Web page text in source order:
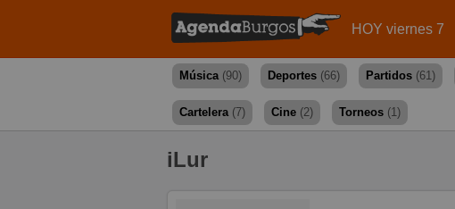
HOY viernes 7
Música (90) Deportes (66) Partidos (61)
Cartelera (7) Cine (2) Torneos (1)
iLur